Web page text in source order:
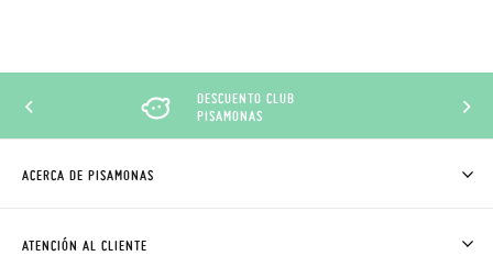
DESCUENTO CLUB
PISAMONAS
ACERCA DE PISAMONAS
CÓMO COMPRAR
ATENCIÓN AL CLIENTE